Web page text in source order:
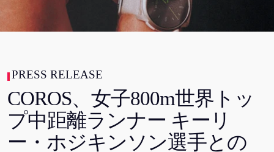
PRESS RELEASE
COROS、女子800m世界トッ
プ中距離ランナー キーリ
ー・ホジキンソン選手との